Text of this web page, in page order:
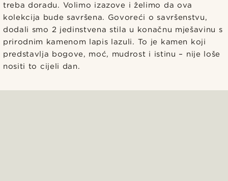
treba doradu. Volimo izazove i želimo da ova
kolekcija bude savršena. Govoreći o savršenstvu,
dodali smo 2 jedinstvena stila u konačnu mješavinu s
prirodnim kamenom lapis lazuli. To je kamen koji
predstavlja bogove, moć, mudrost i istinu – nije loše
nositi to cijeli dan.